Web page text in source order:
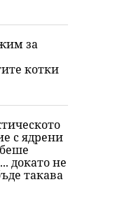
който може да
за
котки
с ядрени
докато не
такава